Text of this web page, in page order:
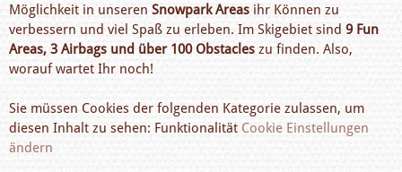
Möglichkeit in unseren Snowpark Areas ihr Können zu
verbessern und viel Spaß zu erleben. Im Skigebiet sind 9 Fun
Areas, 3 Airbags und über 100 Obstacles zu finden. Also,
worauf wartet Ihr noch!
Sie müssen Cookies der folgenden Kategorie zulassen, um
diesen Inhalt zu sehen: Funktionalität Cookie Einstellungen
ändern